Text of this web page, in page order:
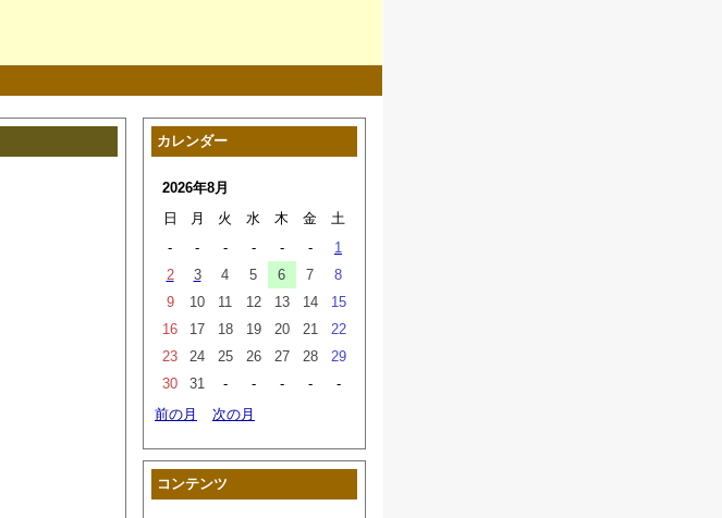
カレンダー
2026年8月
日
月 火 水 木 金
土
-
- - - - -
1
2
3 4 5 6 7
8
9
10 11 12 13 14
15
16
17 18 19 20 21
22
23
24 25 26 27 28
29
30
31 - - - -
-
前の月
次の月
コンテンツ